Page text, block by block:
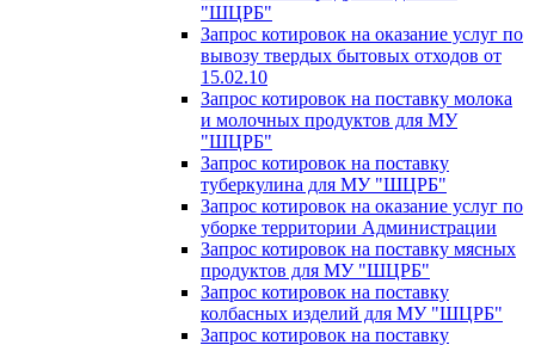
"ШЦРБ"
Запрос котировок на оказание услуг по
вывозу твердых бытовых отходов от
15.02.10
Запрос котировок на поставку молока
и молочных продуктов для МУ
"ШЦРБ"
Запрос котировок на поставку
туберкулина для МУ "ШЦРБ"
Запрос котировок на оказание услуг по
уборке территории Администрации
Запрос котировок на поставку мясных
продуктов для МУ "ШЦРБ"
Запрос котировок на поставку
колбасных изделий для МУ "ШЦРБ"
Запрос котировок на поставку